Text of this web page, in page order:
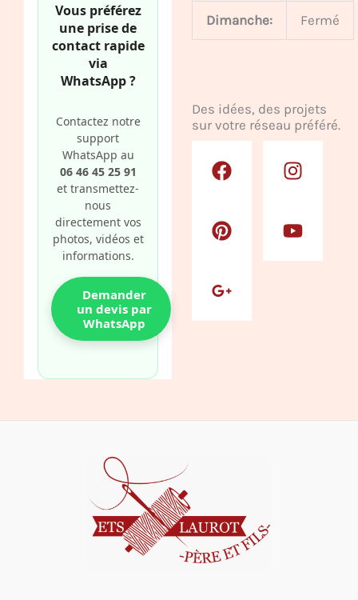
Vous préférez
une prise de
contact rapide
via
WhatsApp ?
Contactez notre
support
WhatsApp au
06 46 45 25 91
et transmettez-
nous
directement vos
photos, vidéos et
informations.
Demander
un devis par
WhatsApp
Dimanche: Fermé
Des idées, des projets
sur votre réseau préféré.
a
b
k
n
a
i
e
s
o
u
o
l
p